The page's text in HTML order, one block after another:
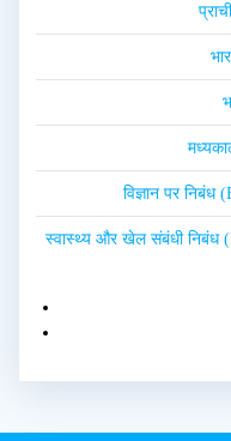
विज्ञान पर
स्वास्थ्य और खेल संबंधी निबंध